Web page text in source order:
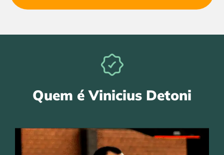
Quem é Vinicius Detoni